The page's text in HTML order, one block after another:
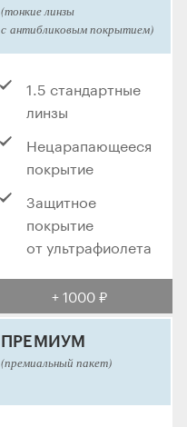
(тонкие линзы
с антибликовым покрытием)
1.5 стандартные
линзы
Нецарапающееся
покрытие
Защитное
покрытие
от ультрафиолета
+ 1000 ₽
ПРЕМИУМ
(премиальный пакет)